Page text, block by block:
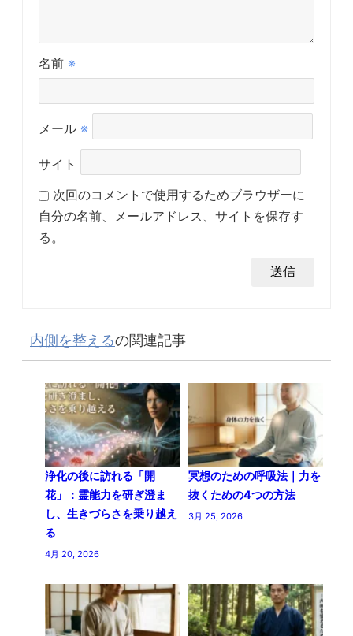
名前 ※
メール ※
サイト
次回のコメントで使用するためブラウザーに
自分の名前、メールアドレス、サイトを保存す
る。
内側を整えるの関連記事
浄化の後に訪れる「開
花」：霊能力を研ぎ澄ま
し、生きづらさを乗り越え
る
4月 20, 2026
冥想のための呼吸法｜力を
抜くための4つの方法
3月 25, 2026